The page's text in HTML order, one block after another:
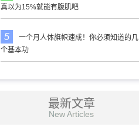
真以为15%就能有腹肌吧
一个月人体旗帜速成！你必须知道的几
个基本功
最新文章
New Articles